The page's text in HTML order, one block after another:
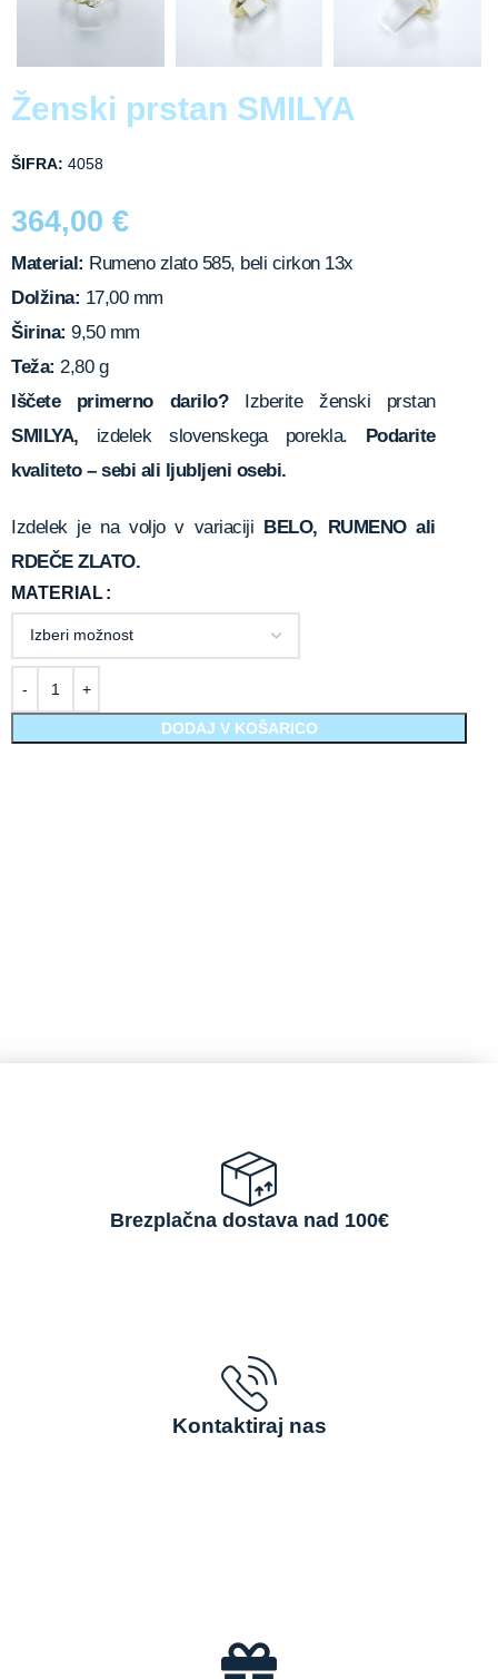
Ženski prstan SMILYA
ŠIFRA: 4058
364,00 €
Material: Rumeno zlato 585, beli cirkon 13x
Dolžina: 17,00 mm
Širina: 9,50 mm
Teža: 2,80 g
Iščete primerno darilo? Izberite ženski prstan
SMILYA, izdelek slovenskega porekla. Podarite
kvaliteto – sebi ali ljubljeni osebi.
Izdelek je na voljo v variaciji BELO, RUMENO ali
RDEČE ZLATO.
MATERIAL
DODAJ V KOŠARICO
Brezplačna dostava nad 100€
Kontaktiraj nas